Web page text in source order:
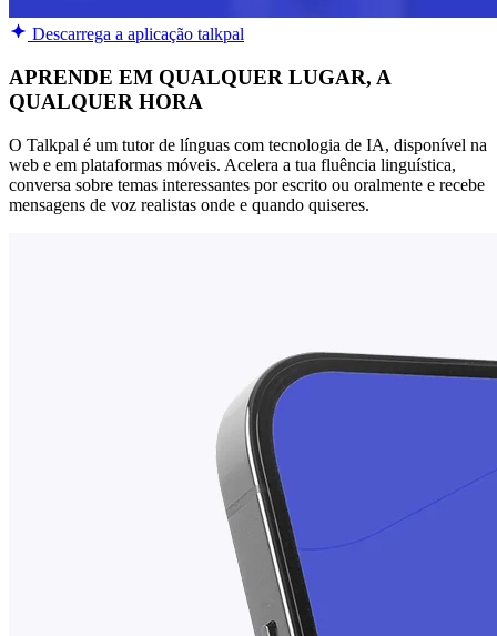
Descarrega a aplicação talkpal
APRENDE EM QUALQUER LUGAR, A
QUALQUER HORA
O Talkpal é um tutor de línguas com tecnologia de IA, disponível na
web e em plataformas móveis. Acelera a tua fluência linguística,
conversa sobre temas interessantes por escrito ou oralmente e recebe
mensagens de voz realistas onde e quando quiseres.